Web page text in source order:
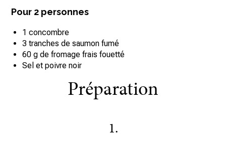
Pour 2 personnes
1 concombre
3 tranches de saumon fumé
60 g de fromage frais fouetté
Sel et poivre noir
Préparation
1.